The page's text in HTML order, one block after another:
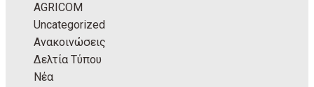
AGRICOM
Uncategorized
Ανακοινώσεις
Δελτία Τύπου
Νέα